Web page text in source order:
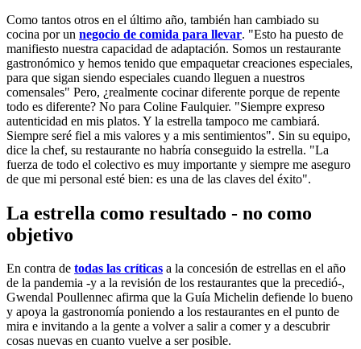
Como tantos otros en el último año, también han cambiado su
cocina por un negocio de comida para llevar. "Esto ha puesto de
manifiesto nuestra capacidad de adaptación. Somos un restaurante
gastronómico y hemos tenido que empaquetar creaciones especiales,
para que sigan siendo especiales cuando lleguen a nuestros
comensales" Pero, ¿realmente cocinar diferente porque de repente
todo es diferente? No para Coline Faulquier. "Siempre expreso
autenticidad en mis platos. Y la estrella tampoco me cambiará.
Siempre seré fiel a mis valores y a mis sentimientos". Sin su equipo,
dice la chef, su restaurante no habría conseguido la estrella. "La
fuerza de todo el colectivo es muy importante y siempre me aseguro
de que mi personal esté bien: es una de las claves del éxito".
La estrella como resultado - no como
objetivo
En contra de todas las críticas a la concesión de estrellas en el año
de la pandemia -y a la revisión de los restaurantes que la precedió-,
Gwendal Poullennec afirma que la Guía Michelin defiende lo bueno
y apoya la gastronomía poniendo a los restaurantes en el punto de
mira e invitando a la gente a volver a salir a comer y a descubrir
cosas nuevas en cuanto vuelve a ser posible.